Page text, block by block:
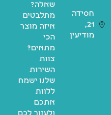
חסידה
21,
מודיעין
שאלה?
מתלבטים
איזה מוצר
הכי
מתאים?
צוות
השירות
שלנו ישמח
ללוות
אתכם